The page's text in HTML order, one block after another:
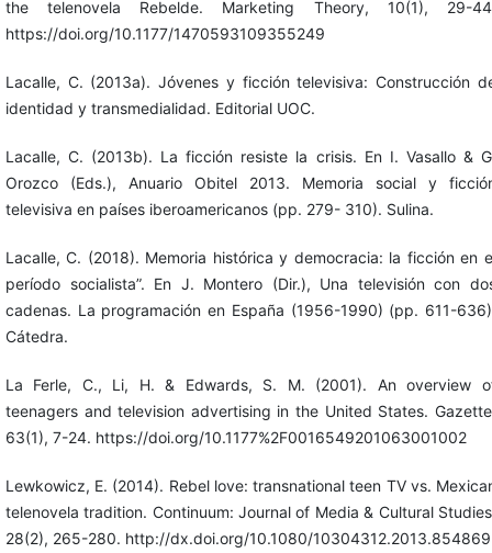
the telenovela Rebelde. Marketing Theory, 10(1), 29-
https://doi.org/10.1177/1470593109355249
Lacalle, C. (2013a). Jóvenes y ficción televisiva: Construcción
identidad y transmedialidad. Editorial UOC.
Lacalle, C. (2013b). La ficción resiste la crisis. En I. Vasallo &
Orozco (Eds.), Anuario Obitel 2013. Memoria social y
televisiva en países iberoamericanos (pp. 279- 310). Sulina.
Lacalle, C. (2018). Memoria histórica y democracia: la ficción en
período socialista”. En J. Montero (Dir.), Una televisión con
cadenas. La programación en España (1956-1990) (pp. 611-
Cátedra.
La Ferle, C., Li, H. & Edwards, S. M. (2001). An overview
teenagers and television advertising in the United States.
63(1), 7-24. https://doi.org/10.1177%2F0016549201063001002
Lewkowicz, E. (2014). Rebel love: transnational teen TV vs.
telenovela tradition. Continuum: Journal of Media & Cultural
28(2), 265-280. http://dx.doi.org/10.1080/10304312.2013.854869